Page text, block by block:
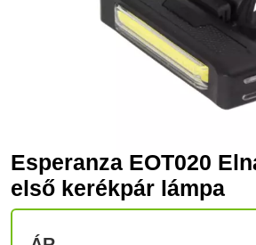
Esperanza EOT020
első kerékpár lámpa